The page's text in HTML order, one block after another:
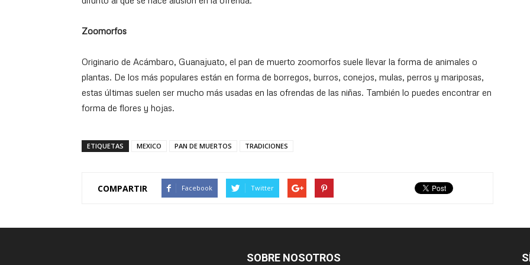
Zoomorfos
Originario de Acámbaro, Guanajuato, el pan de muerto zoomorfos suele llevar la forma de animales o
plantas. De los más populares están en forma de borregos, burros, conejos, mulas, perros y mariposas,
estas últimas suelen ser mucho más usadas en las ofrendas de las niñas. También lo puedes encontrar en
forma de flores y hojas.
ETIQUETAS MEXICO PAN DE MUERTOS TRADICIONES
COMPARTIR Facebook Twitter
SOBRE NOSOTROS